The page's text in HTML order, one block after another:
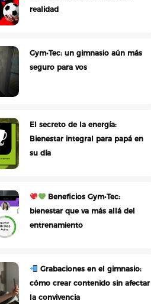
realidad
Gym•Tec: un gimnasio aún más
seguro para vos
El secreto de la energía:
Bienestar integral para papá en
su día
Beneficios Gym•Tec:
bienestar que va más allá del
entrenamiento
Grabaciones en el gimnasio:
cómo crear contenido sin afectar
la convivencia